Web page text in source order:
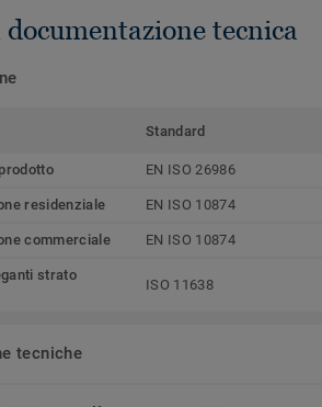
documentazione tecnica
Standard
EN ISO 26986
residenziale EN ISO 10874
commerciale EN ISO 10874
strato
ISO 11638
tecniche